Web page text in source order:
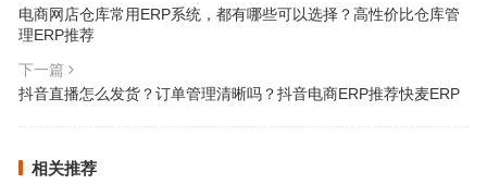
电商网店仓库常用ERP系统，都有哪些可以选择？高性价比仓库管
理ERP推荐
下一篇
抖音直播怎么发货？订单管理清晰吗？抖音电商ERP推荐快麦ERP
相关推荐